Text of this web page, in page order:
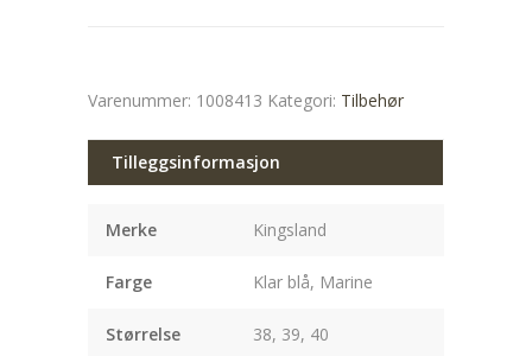
Varenummer: 1008413 Kategori: Tilbehør
Tilleggsinformasjon
Merke Kingsland
Farge Klar blå, Marine
Størrelse 38, 39, 40